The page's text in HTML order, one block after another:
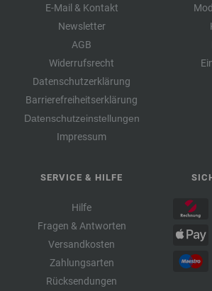
E-Mail & Kontakt
Newsletter
AGB
Widerrufsrecht
Datenschutzerklärung
Barrierefreiheitserklärung
Datenschutzeinstellungen
Impressum
SERVICE & HILFE
Hilfe
Fragen & Antworten
Versandkosten
Zahlungsarten
Rücksendungen